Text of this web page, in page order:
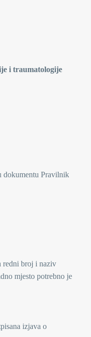
i traumatologije
dokumentu Pravilnik
redni broj i naziv
mjesto potrebno je
izjava o